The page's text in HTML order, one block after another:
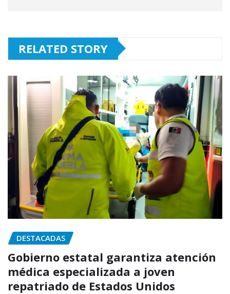
RELATED STORY
DESTACADAS
Gobierno estatal garantiza atención
médica especializada a joven
repatriado de Estados Unidos